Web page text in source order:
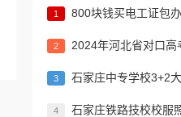
1 800块钱买电工证包
2 2024年河北省对口高
3 石家庄中专学校3+2
4 石家庄铁路技校校服